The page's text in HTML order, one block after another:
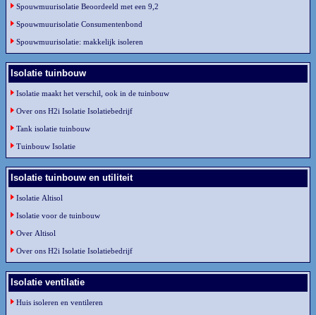
Spouwmuurisolatie Beoordeeld met een 9,2
Spouwmuurisolatie Consumentenbond
Spouwmuurisolatie: makkelijk isoleren
Isolatie tuinbouw
Isolatie maakt het verschil, ook in de tuinbouw
Over ons H2i Isolatie Isolatiebedrijf
Tank isolatie tuinbouw
Tuinbouw Isolatie
Isolatie tuinbouw en utiliteit
Isolatie Altisol
Isolatie voor de tuinbouw
Over Altisol
Over ons H2i Isolatie Isolatiebedrijf
Isolatie ventilatie
Huis isoleren en ventileren